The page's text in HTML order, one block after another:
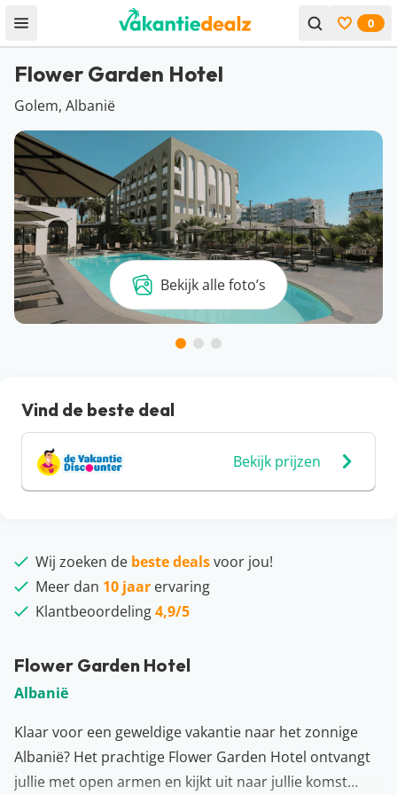
Open menu Bekijk
0
Flower Garden Hotel
Golem, Albanië
Bekijk alle foto’s
Flower Garden Hotel
Albanië
Klaar voor een geweldige vakantie naar het zonnige
Albanië? Het prachtige Flower Garden Hotel ontvangt
jullie met open armen en kijkt uit naar jullie komst…
Vind de beste deal
Bekijk prijzen
Wij zoeken de beste dealsvoor jou!
Meer dan 10 jaar ervaring
Klantbeoordeling4,9/5